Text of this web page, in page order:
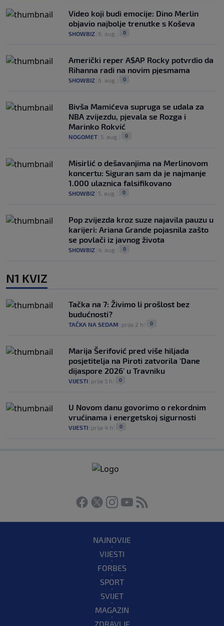
Video koji budi emocije: Dino Merlin
objavio najbolje trenutke s Koševa
SHOWBIZ 6. aug. 0
Američki reper A$AP Rocky potvrdio da
Rihanna radi na novim pjesmama
SHOWBIZ 6. aug. 0
Bivša Mamićeva supruga se udala za
NBA zvijezdu, pjevala se Rozga i
Marinko Rokvić
NOGOMET 5. aug. 0
Misirlić o dešavanjima na Merlinovom
koncertu: Siguran sam da je najmanje
1.000 ulaznica falsifikovano
SHOWBIZ 5. aug. 0
Pop zvijezda kroz suze najavila pauzu u
karijeri: Ariana Grande pojasnila zašto
se povlači iz javnog života
SHOWBIZ 4. aug. 0
N1 KVIZ
Tačka na 7: Živimo li prošlost bez
budućnosti?
TAČKA NA SEDAM prije 2 h 0
Marija Šerifović pred više hiljada
posjetitelja na Piroti zatvorila 'Dane
dijaspore 2026' u Travniku
VIJESTI prije 5 h 0
U Novom danu govorimo o rekordnim
vrućinama i energetskoj sigurnosti
VIJESTI prije 4 h 0
NAJNOVIJE
VIJESTI
FORBES
SPORT
SVIJET
MAGAZIN
ZDRAVLJE